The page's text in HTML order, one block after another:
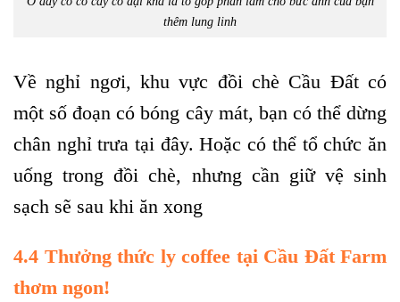
thêm lung linh
Về nghỉ ngơi, khu vực đồi chè Cầu Đất có
một số đoạn có bóng cây mát, bạn có thể dừng
chân nghỉ trưa tại đây. Hoặc có thể tổ chức ăn
uống trong đồi chè, nhưng cần giữ vệ sinh
sạch sẽ sau khi ăn xong
4.4 Thưởng thức ly coffee tại Cầu Đất Farm
thơm ngon!